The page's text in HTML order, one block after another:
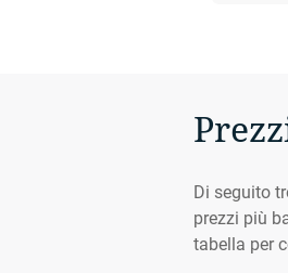
Di seguito
prezzi più
tabella per